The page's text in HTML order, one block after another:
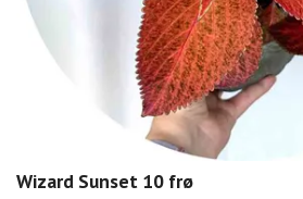
Wizard Sunset 10 frø